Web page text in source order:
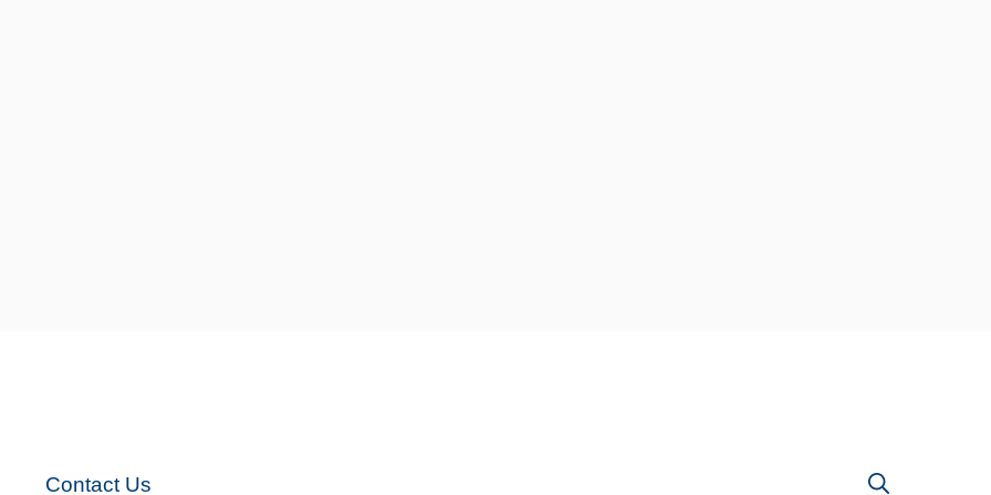
Contact Us